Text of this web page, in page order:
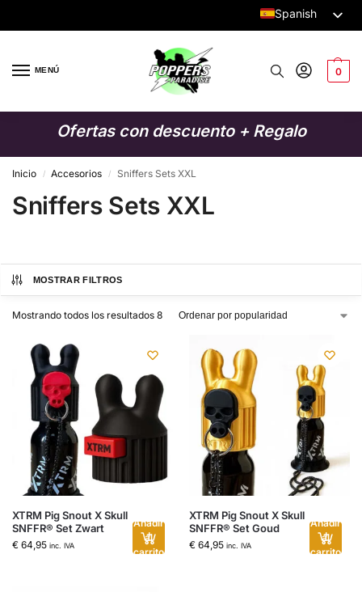
Spanish
English
MENÚ 0
Ofertas con descuento + Regalo
Inicio / Accesorios / Sniffers Sets XXL
Sniffers Sets XXL
MOSTRAR FILTROS
Mostrando todos los resultados 8
XTRM Pig Snout X Skull
SNFFR® Set Zwart
€ 64,95 inc. IVA
Añadir
al
carrito
XTRM Pig Snout X Skull
SNFFR® Set Goud
€ 64,95 inc. IVA
Añadir
al
carrito